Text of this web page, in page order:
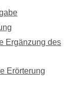
Ergänzung des
Erörterung